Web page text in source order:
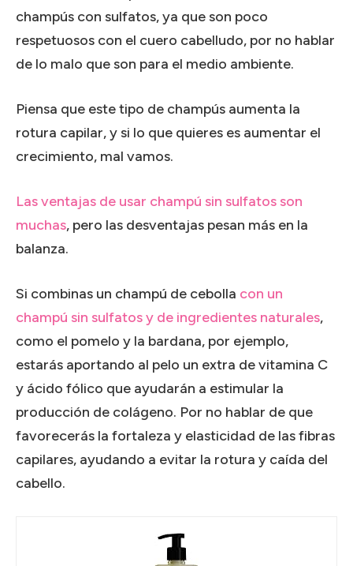
champús con sulfatos, ya que son poco
respetuosos con el cuero cabelludo, por no hablar
de lo malo que son para el medio ambiente.
Piensa que este tipo de champús aumenta la
rotura capilar, y si lo que quieres es aumentar el
crecimiento, mal vamos.
Las ventajas de usar champú sin sulfatos son
muchas, pero las desventajas pesan más en la
balanza.
Si combinas un champú de cebolla con un
champú sin sulfatos y de ingredientes naturales,
como el pomelo y la bardana, por ejemplo,
estarás aportando al pelo un extra de vitamina C
y ácido fólico que ayudarán a estimular la
producción de colágeno. Por no hablar de que
favorecerás la fortaleza y elasticidad de las fibras
capilares, ayudando a evitar la rotura y caída del
cabello.